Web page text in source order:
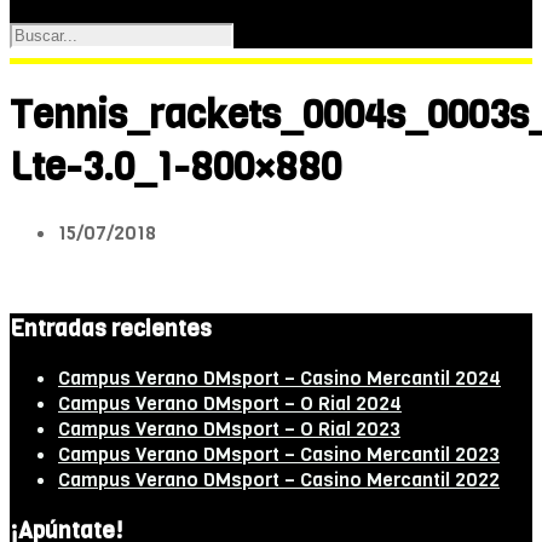
Lte-3.0_1-800×880
15/07/2018
Entradas recientes
Campus Verano DMsport – Casino Mercantil 2024
Campus Verano DMsport – O Rial 2024
Campus Verano DMsport – O Rial 2023
Campus Verano DMsport – Casino Mercantil 2023
Campus Verano DMsport – Casino Mercantil 2022
¡Apúntate!